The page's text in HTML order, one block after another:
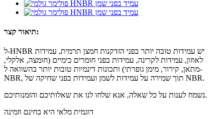
תיאור קצר:
ל-HNBR יש עמידות טובה יותר בפני הזדקנות חמצן תרמית, עמידות
לאוזון, עמידות לקרינה, עמידות בפני חומרים כימיים (חומצה, אלקלי,
מתאן, קירור, מימן גופרתי) ותכונות דינמיות טובות יותר בהשוואה ל-
NBR, תוך שמירה על עמידות לשמן ועמידות בפני שחיקה של NBR.
נשמח לענות על כל שאלה, אנא שלחו לנו את שאלותיכם והזמנותיכם.
דוגמית מלאי היא בחינם וזמינה